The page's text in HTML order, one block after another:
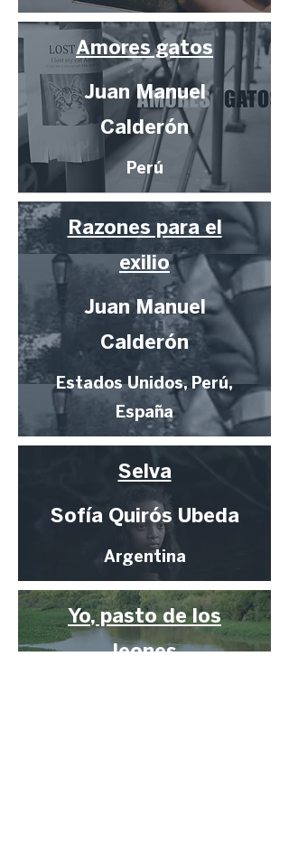
Amores gatos
Juan Manuel
Calderón
Perú
Razones para el
exilio
Juan Manuel
Calderón
Estados Unidos, Perú,
España
Selva
Sofía Quirós Ubeda
Argentina
Yo, pasto de los
leones